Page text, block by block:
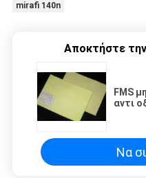
mirafi 140n
Αποκτήστε την
FMS
αντι
Να